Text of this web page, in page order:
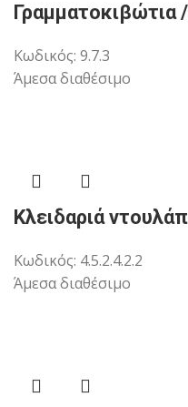
Γραμματοκιβώτια
Κωδικός: 9.7.3
Άμεσα διαθέσιμο
Κλειδαριά
Κωδικός: 4.5.2.4.2.2
Άμεσα διαθέσιμο